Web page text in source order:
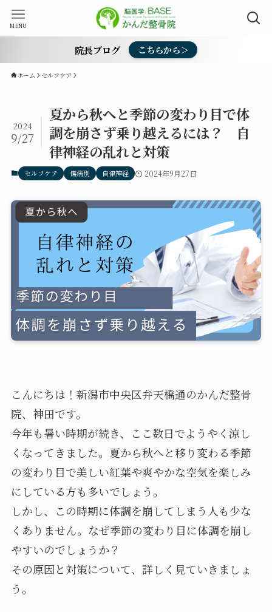
MENU
院長ブログ こちらから＞
ホーム セルフケア
夏から秋へと季節の変わり目で体
調を崩さず乗り越えるには？ 自
律神経の乱れと対策
2024
9/27
セルフケア 傷病別 自律神経 2024年9月27日
こんにちは！新潟市中央区弁天橋通のかんだ整骨
院、神田です。
今年も暑い時期が続き、ここ数日でようやく涼し
くなってきました。夏から秋へと移り変わる季節
の変わり目で美しい紅葉や爽やかな空気を楽しみ
にしている方も多いでしょう。
しかし、この時期に体調を崩してしまう人も少な
くありません。なぜ季節の変わり目に体調を崩し
やすいのでしょうか？
その原因と対策について、詳しく見ていきましょ
う。